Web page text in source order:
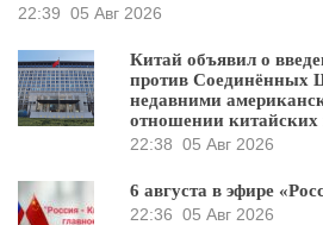
22:39 05 Авг 2026
Китай объявил о
против Соединённых
недавними
отношении
22:38 05 Авг 2026
6 августа в эфире
22:36 05 Авг 2026